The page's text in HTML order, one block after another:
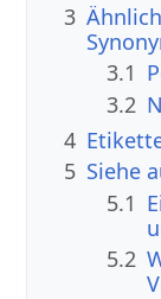
3
3.1
3.2
4
5 Siehe
5.1
5.2